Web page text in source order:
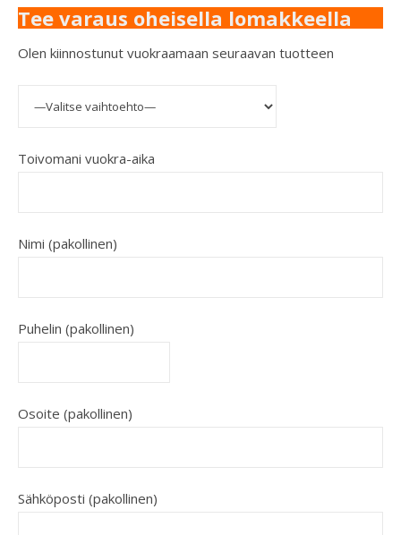
Tee varaus oheisella lomakkeella
Olen kiinnostunut vuokraamaan seuraavan tuotteen
Toivomani vuokra-aika
Nimi (pakollinen)
Puhelin (pakollinen)
Osoite (pakollinen)
Sähköposti (pakollinen)